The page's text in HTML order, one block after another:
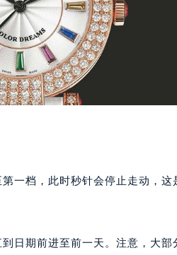
C座12层1205室（需提前预约）
T1写字楼9层907室（需提前预约
楼1座11层1104室（需提前预约）
16层1603室（需提前预约）
办公楼C座22层08室（需提前预
B座12楼03室（需提前预约）
室（需提前预约）
金融中心14楼14D（需提前预约）
一档，此时秒针会停止走动，
日期前进至前一天。注意，大